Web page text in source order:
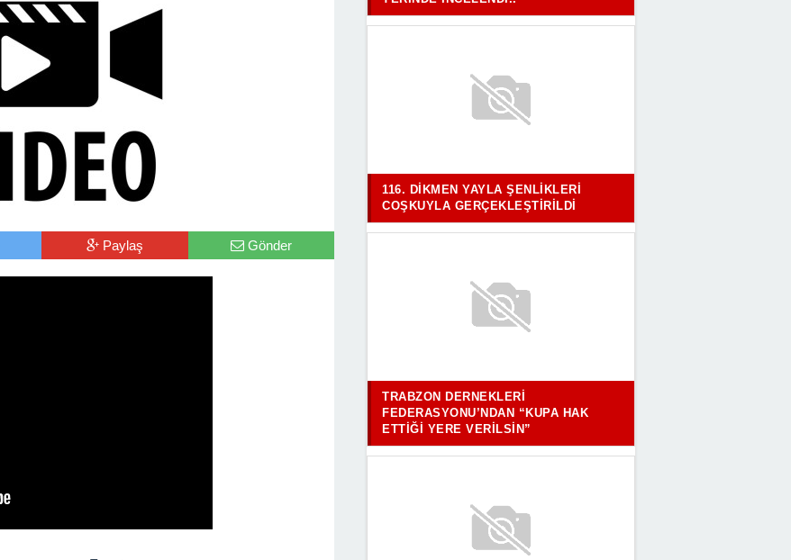
Paylaş Gönder
116. DIKMEN YAYLA ŞENLIKLERI
COŞKUYLA GERÇEKLEŞTIRILDI
TRABZON DERNEKLERI
FEDERASYONU’NDAN “KUPA HAK
ETTIĞI YERE VERILSIN”